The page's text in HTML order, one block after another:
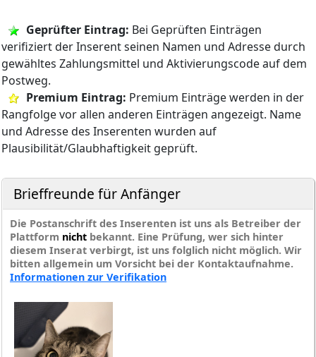
Geprüfter Eintrag: Bei Geprüften Einträgen
verifiziert der Inserent seinen Namen und Adresse durch
gewähltes Zahlungsmittel und Aktivierungscode auf dem
Postweg.
Premium Eintrag: Premium Einträge werden in der
Rangfolge vor allen anderen Einträgen angezeigt. Name
und Adresse des Inserenten wurden auf
Plausibilität/Glaubhaftigkeit geprüft.
Brieffreunde für Anfänger
Die Postanschrift des Inserenten ist uns als Betreiber der
Plattform nicht bekannt. Eine Prüfung, wer sich hinter
diesem Inserat verbirgt, ist uns folglich nicht möglich. Wir
bitten allgemein um Vorsicht bei der Kontaktaufnahme.
Informationen zur Verifikation